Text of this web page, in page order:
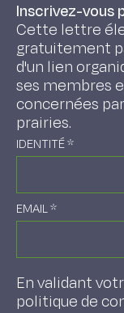
Inscrivez-vous
Cette lettre
gratuitement
d'un lien
ses membres
concernées
prairies.
IDENTITÉ*
EMAIL*
En validant
politique de